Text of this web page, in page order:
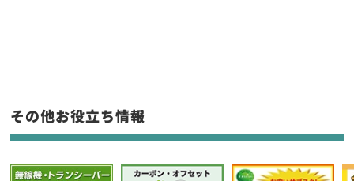
フリーワード入力(製品名等)
選択条件をリセット
その他お役立ち情報